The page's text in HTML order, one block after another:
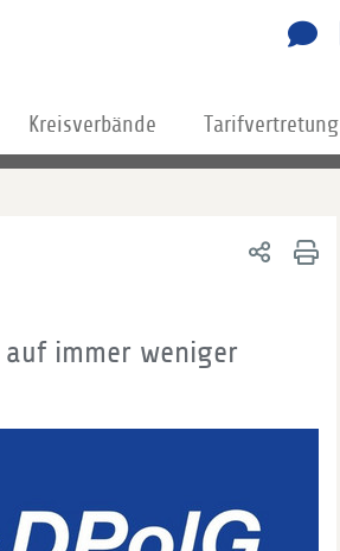
Kreisverbände Tarifvertretung
auf immer weniger